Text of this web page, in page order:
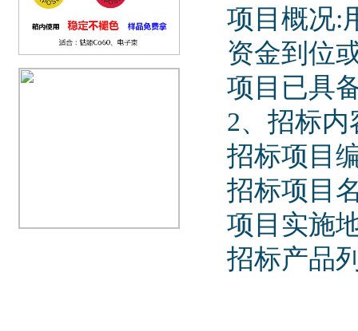
项目概况:
资金到位
项目已具
2、招标内
招标项目
招标项目
项目实施
招标产品